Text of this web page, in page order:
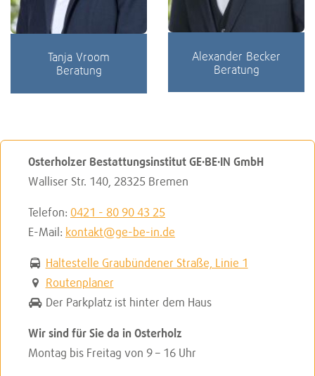
Tanja Vroom
Beratung
Alexander Becker
Beratung
Osterholzer Bestattungsinstitut GE·BE·IN GmbH
Walliser Str. 140, 28325 Bremen
Telefon: 0421 - 80 90 43 25
E-Mail: kontakt@ge-be-in.de
Haltestelle Graubündener Straße, Linie 1
Routenplaner
Der Parkplatz ist hinter dem Haus
Wir sind für Sie da in Osterholz
Montag bis Freitag von 9 – 16 Uhr